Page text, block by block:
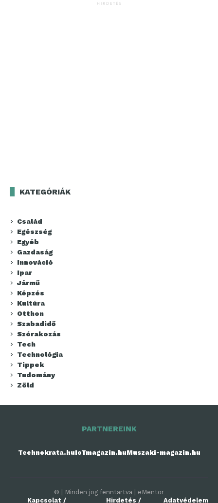
HIRDETÉS
KATEGÓRIÁK
Család
Egészség
Egyéb
Gazdaság
Innováció
Ipar
Jármű
Képzés
Kultúra
Otthon
Szabadidő
Szórakozás
Tech
Technológia
Tippek
Tudomány
Zöld
PARTNEREINK
Technokrata.huIoTmagazin.huMuszaki-magazin.hu
© | Minden jog fenntartva | eMentor
Kapcsolat /
Hirdetés / Adatvédelem